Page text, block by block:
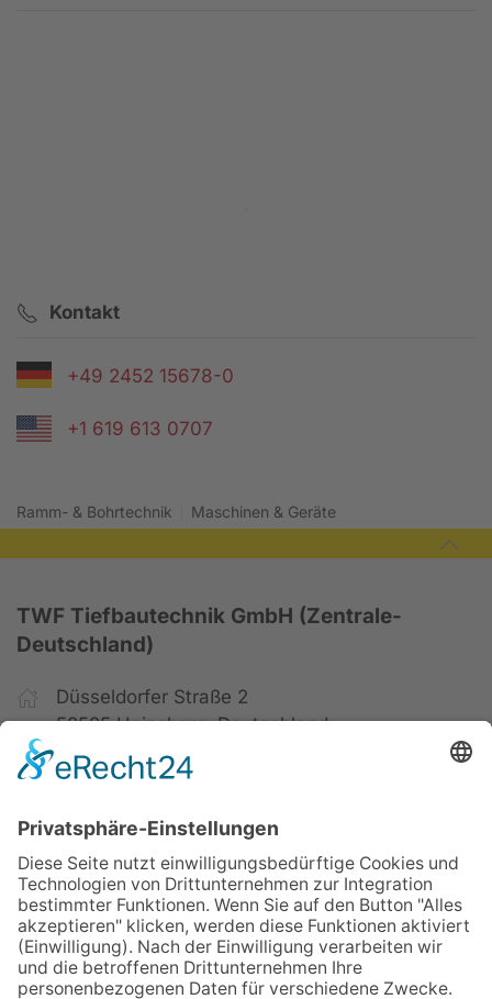
Kontakt
+49 2452 15678-0
+1 619 613 0707
Ramm- & Bohrtechnik Maschinen & Geräte
TWF Tiefbautechnik GmbH (Zentrale-
Deutschland)
Düsseldorfer Straße 2
52525 Heinsberg, Deutschland
+49 2452 15678-0
office@twf-tiefbautechnik.de
www.twf-tiefbautechnik.de
Kaufen | Mieten | Leasen